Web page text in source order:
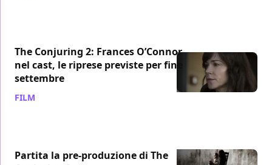
The Conjuring 2: Frances O’Connor
nel cast, le riprese previste per fine
settembre
FILM
Partita la pre-produzione di The